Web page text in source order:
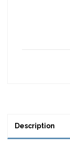
Description